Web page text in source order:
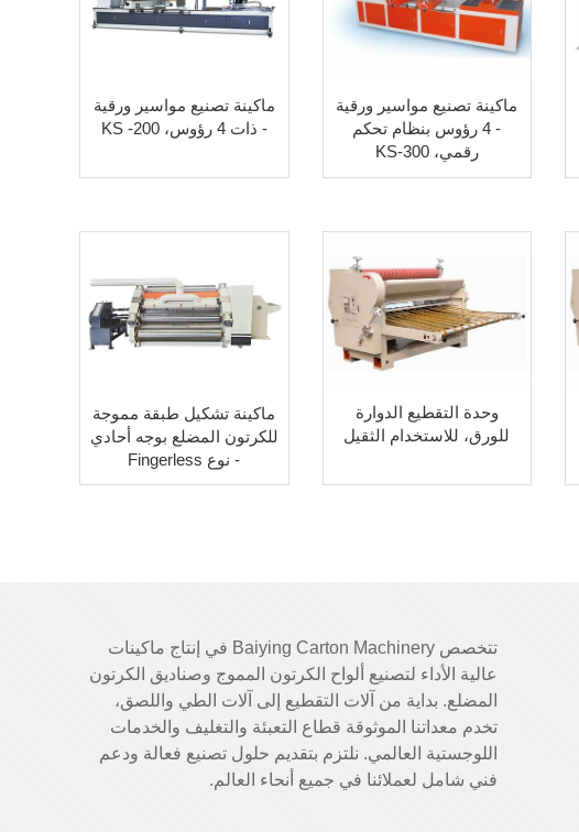
ماكينة تصنيع مواسير ورقية
- 4 رؤوس بنظام تحكم
رقمي، KS-300
ماكينة تصنيع مواسير ورقية
- ذات 4 رؤوس، KS -200
وحدة التقطيع الدوارة
للورق، للاستخدام الثقيل
ماكينة تشكيل طبقة مموجة
للكرتون المضلع بوجه أحادي
- نوع Fingerless
تتخصص Baiying Carton Machinery في إنتاج ماكينات
عالية الأداء لتصنيع ألواح الكرتون المموج وصناديق الكرتون
المضلع. بداية من آلات التقطيع إلى آلات الطي واللصق،
تخدم معداتنا الموثوقة قطاع التعبئة والتغليف والخدمات
اللوجستية العالمي. نلتزم بتقديم حلول تصنيع فعالة ودعم
فني شامل لعملائنا في جميع أنحاء العالم.